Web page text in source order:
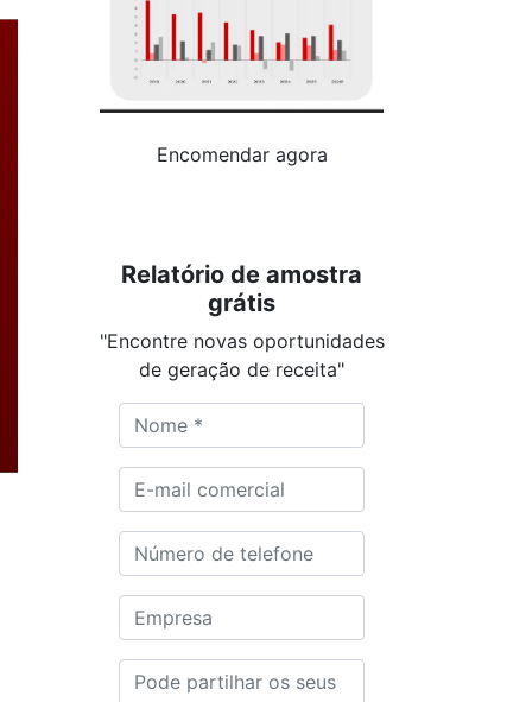
Encomendar agora
Relatório de amostra
grátis
"Encontre novas oportunidades
de geração de receita"